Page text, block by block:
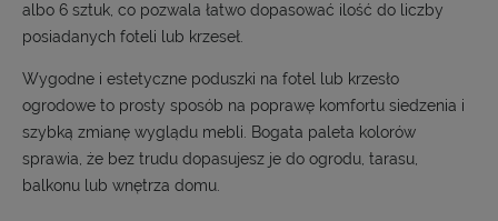
albo 6 sztuk, co pozwala łatwo dopasować ilość do liczby
posiadanych foteli lub krzeseł.
Wygodne i estetyczne poduszki na fotel lub krzesło
ogrodowe to prosty sposób na poprawę komfortu siedzenia i
szybką zmianę wyglądu mebli. Bogata paleta kolorów
sprawia, że bez trudu dopasujesz je do ogrodu, tarasu,
balkonu lub wnętrza domu.